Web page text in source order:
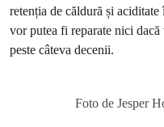
retenția de căldură și
vor putea fi reparate nici
peste câteva decenii.
Foto de Jesper